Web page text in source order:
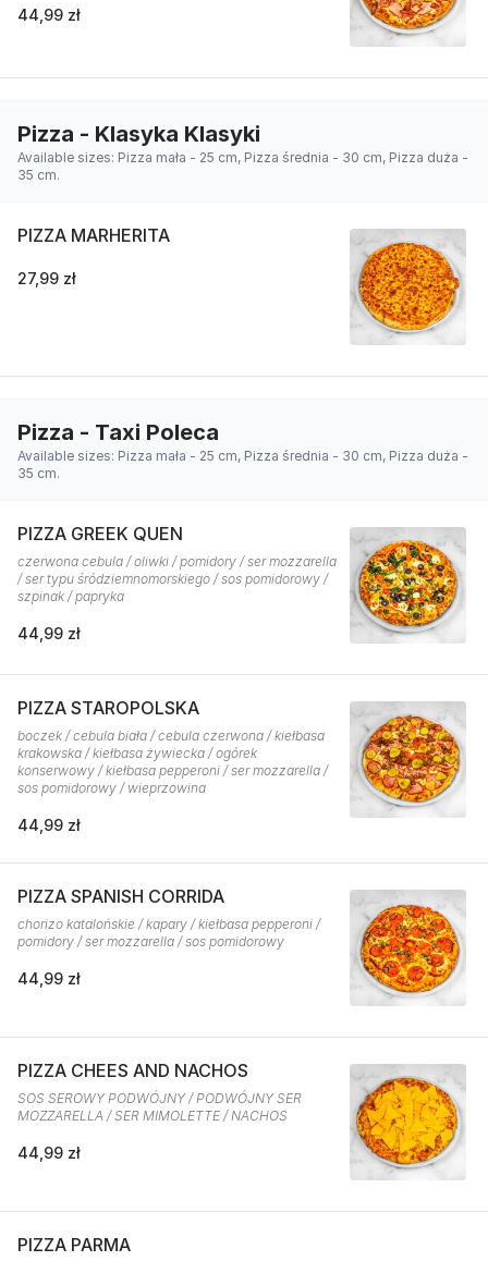
44,99 zł
Pizza - Klasyka Klasyki
Available sizes: Pizza mała - 25 cm, Pizza średnia - 30 cm, Pizza duża -
35 cm.
PIZZA MARHERITA
27,99 zł
Pizza - Taxi Poleca
Available sizes: Pizza mała - 25 cm, Pizza średnia - 30 cm, Pizza duża -
35 cm.
PIZZA GREEK QUEN
czerwona cebula / oliwki / pomidory / ser mozzarella
/ ser typu śródziemnomorskiego / sos pomidorowy /
szpinak / papryka
44,99 zł
PIZZA STAROPOLSKA
boczek / cebula biała / cebula czerwona / kiełbasa
krakowska / kiełbasa żywiecka / ogórek
konserwowy / kiełbasa pepperoni / ser mozzarella /
sos pomidorowy / wieprzowina
44,99 zł
PIZZA SPANISH CORRIDA
chorizo katalońskie / kapary / kiełbasa pepperoni /
pomidory / ser mozzarella / sos pomidorowy
44,99 zł
PIZZA CHEES AND NACHOS
SOS SEROWY PODWÓJNY / PODWÓJNY SER
MOZZARELLA / SER MIMOLETTE / NACHOS
44,99 zł
PIZZA PARMA